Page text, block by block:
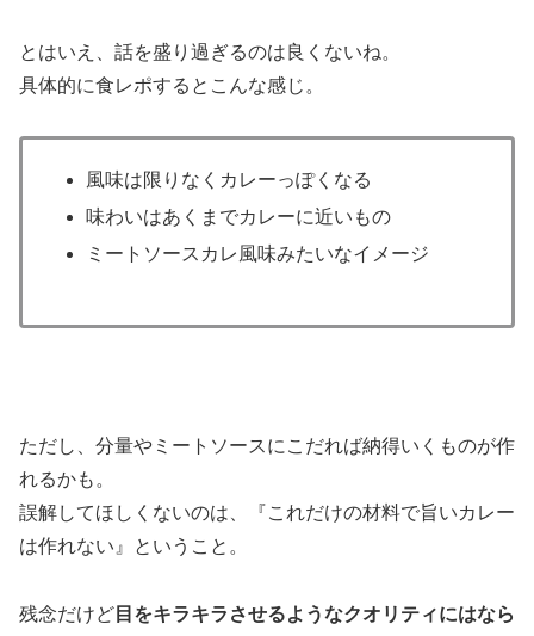
とはいえ、話を盛り過ぎるのは良くないね。
具体的に食レポするとこんな感じ。
風味は限りなくカレーっぽくなる
味わいはあくまでカレーに近いもの
ミートソースカレ風味みたいなイメージ
ただし、分量やミートソースにこだれば納得いくものが作
れるかも。
誤解してほしくないのは、『これだけの材料で旨いカレー
は作れない』ということ。
残念だけど 目をキラキラさせるようなクオリティにはなら